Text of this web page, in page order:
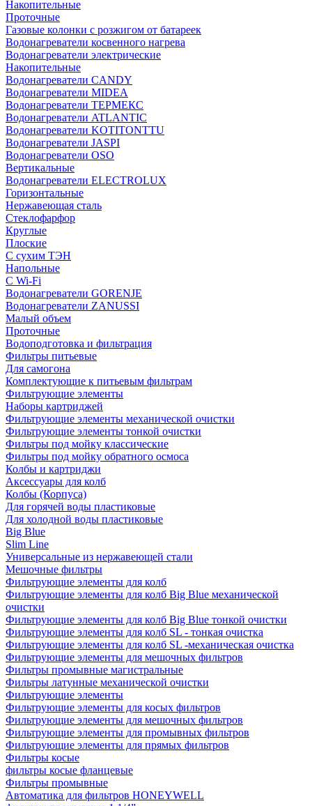
Накопительные
Проточные
Газовые колонки с розжигом от батареек
Водонагреватели косвенного нагрева
Водонагреватели электрические
Накопительные
Водонагреватели CANDY
Водонагреватели MIDEA
Водонагреватели ТЕРМЕКС
Водонагреватели ATLANTIC
Водонагреватели KOTITONTTU
Водонагреватели JASPI
Водонагреватели OSO
Вертикальные
Водонагреватели ELECTROLUX
Горизонтальные
Нержавеющая сталь
Стеклофарфор
Круглые
Плоские
С сухим ТЭН
Напольные
С Wi-Fi
Водонагреватели GORENJE
Водонагреватели ZANUSSI
Малый объем
Проточные
Водоподготовка и фильтрация
Фильтры питьевые
Для самогона
Комплектующие к питьевым фильтрам
Фильтрующие элементы
Наборы картриджей
Фильтрующие элементы механической очистки
Фильтрующие элементы тонкой очистки
Фильтры под мойку классические
Фильтры под мойку обратного осмоса
Колбы и картриджи
Аксессуары для колб
Колбы (Корпуса)
Для горячей воды пластиковые
Для холодной воды пластиковые
Big Blue
Slim Line
Универсальные из нержавеющей стали
Мешочные фильтры
Фильтрующие элементы для колб
Фильтрующие элементы для колб Big Blue механической
очистки
Фильтрующие элементы для колб Big Blue тонкой очистки
Фильтрующие элементы для колб SL - тонкая очистка
Фильтрующие элементы для колб SL -механическая очистка
Фильтрующие элементы для мешочных фильтров
Фильтры промывные магистральные
Фильтры латунные механической очистки
Фильтрующие элементы
Фильтрующие элементы для косых фильтров
Фильтрующие элементы для мешочных фильтров
Фильтрующие элементы для промывных фильтров
Фильтрующие элементы для прямых фильтров
Фильтры косые
фильтры косые фланцевые
Фильтры промывные
Автоматика для фильтров HONEYWELL